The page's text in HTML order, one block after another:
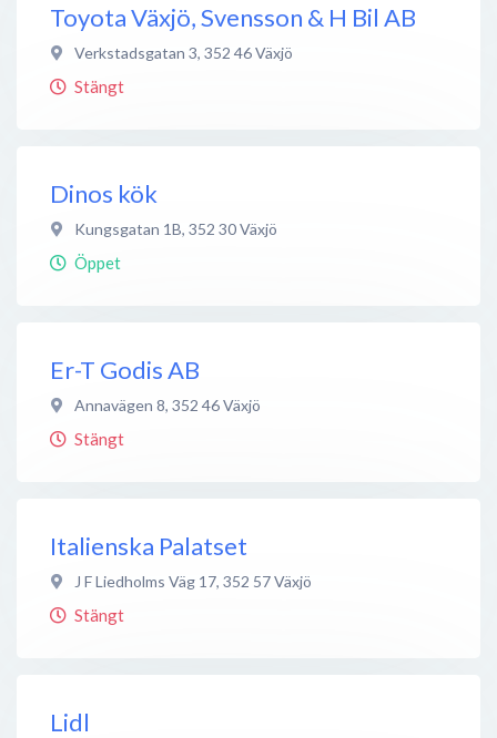
Toyota Växjö, Svensson & H Bil AB
Verkstadsgatan 3, 352 46Växjö
Stängt
Dinos kök
Kungsgatan 1B, 352 30Växjö
Öppet
Er-T Godis AB
Annavägen 8, 352 46Växjö
Stängt
Italienska Palatset
J F Liedholms Väg 17, 352 57Växjö
Stängt
Lidl